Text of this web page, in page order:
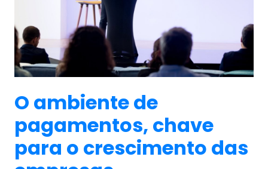
O ambiente de
pagamentos, chave
para o crescimento das